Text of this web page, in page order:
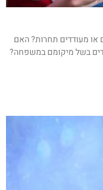
או מעודדים תחרות? האם
בשל מיקומם במשפחה?